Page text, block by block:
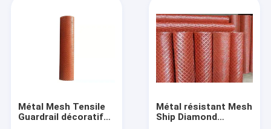
Métal Mesh Tensile
Guardrail décoratif
Métal résistant Mesh
Ship Diamond